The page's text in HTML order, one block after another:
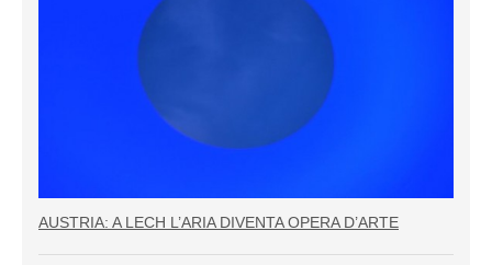
AUSTRIA: A LECH L’ARIA DIVENTA OPERA D’ARTE